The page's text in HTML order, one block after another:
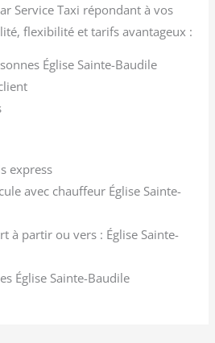
Service Taxi répondant à vos
flexibilité et tarifs avantageux :
Église Sainte-Baudile
express
avec chauffeur Église Sainte-
à partir ou vers : Église Sainte-
Église Sainte-Baudile